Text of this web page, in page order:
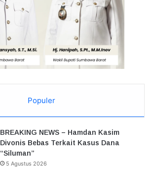
Populer
BREAKING NEWS – Hamdan Kasim
Divonis Bebas Terkait Kasus Dana
“Siluman”
5 Agustus 2026